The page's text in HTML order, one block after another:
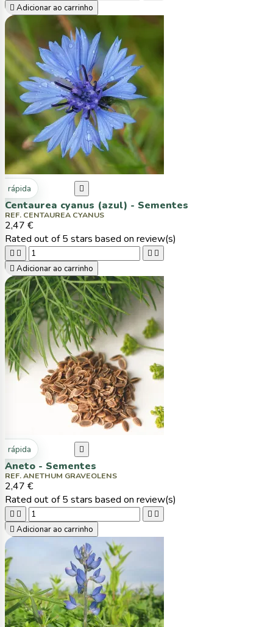
 Adicionar ao carrinho
rápida 
Centaurea cyanus (azul) - Sementes
REF. CENTAUREA CYANUS
2,47 €
Rated out of 5 stars based on review(s)
   
 Adicionar ao carrinho
rápida 
Aneto - Sementes
REF. ANETHUM GRAVEOLENS
2,47 €
Rated out of 5 stars based on review(s)
   
 Adicionar ao carrinho